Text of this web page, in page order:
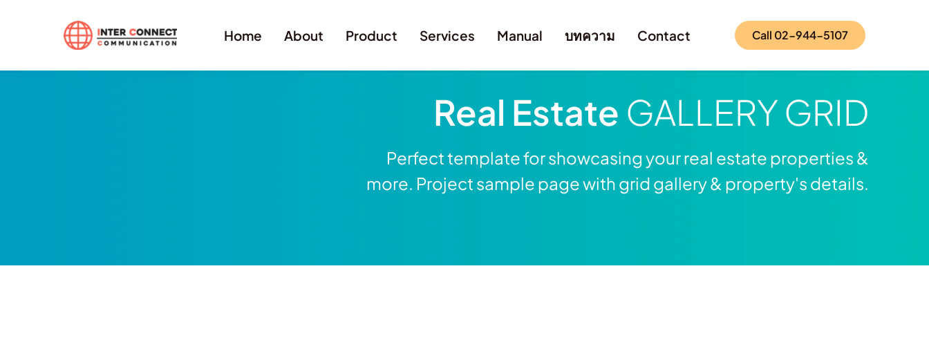
Home About Product Services Manual บทความ Contact Call 02-944-5107
Real Estate GALLERY GRID
Perfect template for showcasing your real estate properties &
more. Project sample page with grid gallery & property's details.